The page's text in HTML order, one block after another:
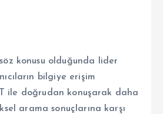
konusu olduğunda lider
bilgiye erişim
ile doğrudan konuşarak daha
arama sonuçlarına karşı